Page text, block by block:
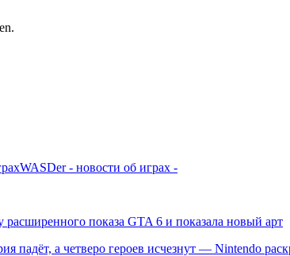
WASDer - новости об играх -
расширенного показа GTA 6 и показала новый арт
падёт, а четверо героев исчезнут — Nintendo